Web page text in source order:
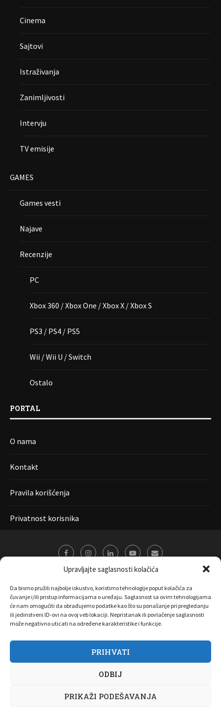
Upravljajte saglasnosti kolačića
Da bismo pružili najbolje iskustvo, koristimo tehnologije poput kolačića za
čuvanje i/ili pristup informacijama o uređaju. Saglasnost sa ovim tehnologijama
će nam omogućiti da obrađujemo podatke kao što su ponašanje pri pregledanju
ili jedinstveni ID-ovi na ovoj veb lokaciji. Nepristanak ili povlačenje saglasnosti
može negativno uticati na određene karakteristike i funkcije.
PRIHVATI
ODBIJ
PRIKAŽI PODEŠAVANJA
Cinema
Sajtovi
Istraživanja
Zanimljivosti
Intervju
TV emisije
GAMES
Games vesti
Najave
Recenzije
PC
Xbox 360 / Xbox One / Xbox X / Xbox S
PS3 / PS4 / PS5
Wii / Wii U / Switch
Ostalo
PORTAL
O nama
Kontakt
Pravila korišćenja
Privatnost korisnika
O nama Marketing Kontakt FAQ
Privatnost korisnika
Pravila korišćenja